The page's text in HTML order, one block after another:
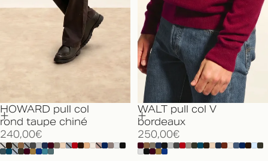
HOWARD pull col
rond taupe chiné
240,00€
WALT pull col V
bordeaux
250,00€